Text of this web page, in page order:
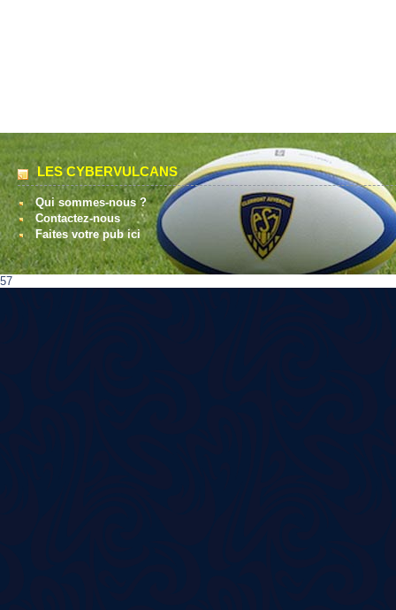
LES CYBERVULCANS
Qui sommes-nous ?
Contactez-nous
Faites votre pub ici
57